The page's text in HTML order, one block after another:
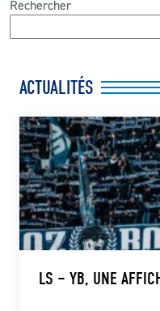
Rechercher
ACTUALITÉS
LS – YB, UNE